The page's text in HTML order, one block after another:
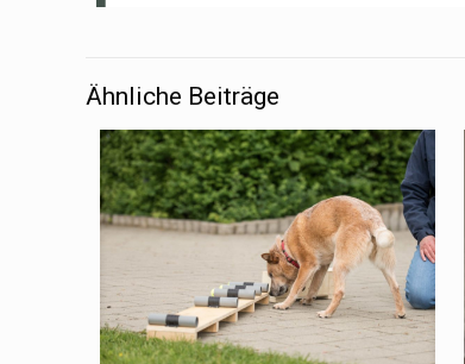
Ähnliche Beiträge